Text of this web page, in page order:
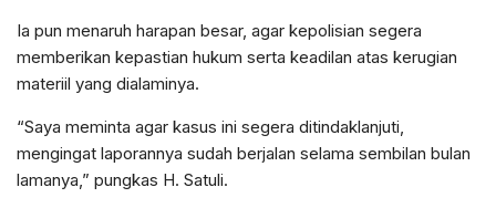
Ia pun menaruh harapan besar, agar kepolisian segera
memberikan kepastian hukum serta keadilan atas kerugian
materiil yang dialaminya.
“Saya meminta agar kasus ini segera ditindaklanjuti,
mengingat laporannya sudah berjalan selama sembilan bulan
lamanya,” pungkas H. Satuli.